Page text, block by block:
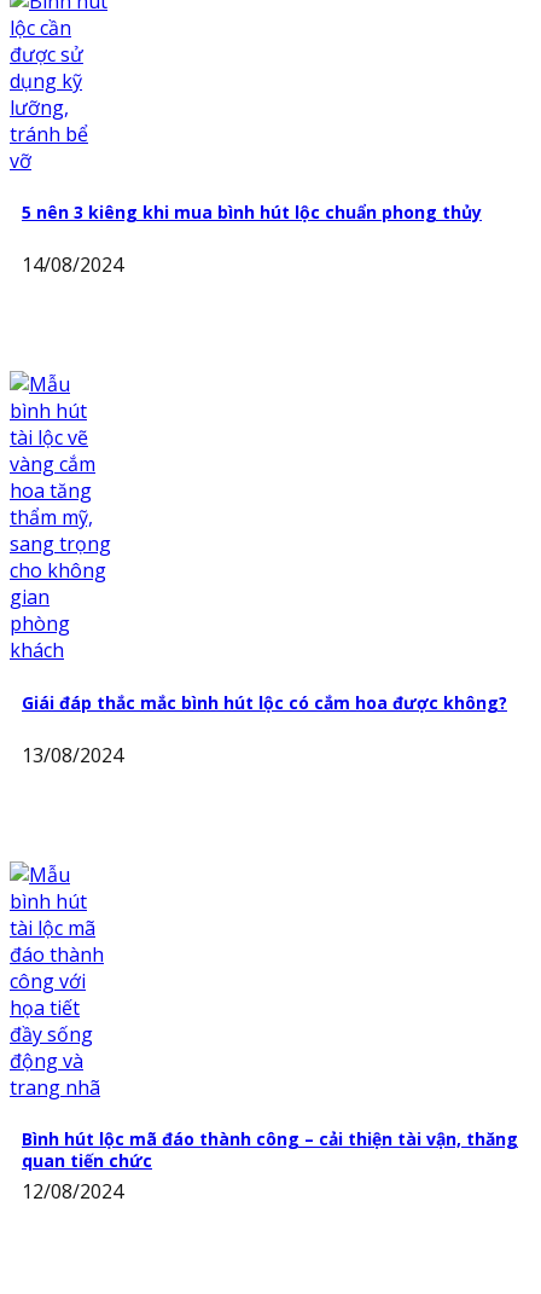
5 nên 3 kiêng khi mua bình hút lộc chuẩn phong thủy
14/08/2024
Giái đáp thắc mắc bình hút lộc có cắm hoa được không?
13/08/2024
Bình hút lộc mã đáo thành công – cải thiện tài vận, thăng
quan tiến chức
12/08/2024